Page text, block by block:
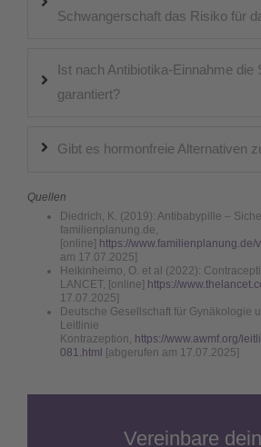
Schwangerschaft das Risiko für
Ist nach Antibiotika-Einnahme die
garantiert?
Gibt es hormonfreie Alternativen
Quellen
Diedrich, K. (2019): Antibabypille –
familienplanung.de,
[online] https://www.familienplanung.de/
am 17.07.2025]
Heikinheimo, O. et al (2022):
LANCET, [online] https://
17.07.2025]
Deutsche Gesellschaft für Gynäkologie
Leitlinie
Kontrazeption, https://www.awmf.org/
081.html [abgerufen am 17.07.2025]
Vereinbare